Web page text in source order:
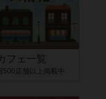
フェ一覧
500店舗以上掲載中